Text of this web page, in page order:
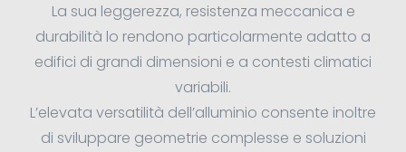
La sua leggerezza, resistenza meccanica e
durabilità lo rendono particolarmente adatto a
edifici di grandi dimensioni e a contesti climatici
variabili.
L’elevata versatilità dell’alluminio consente inoltre
di sviluppare geometrie complesse e soluzioni